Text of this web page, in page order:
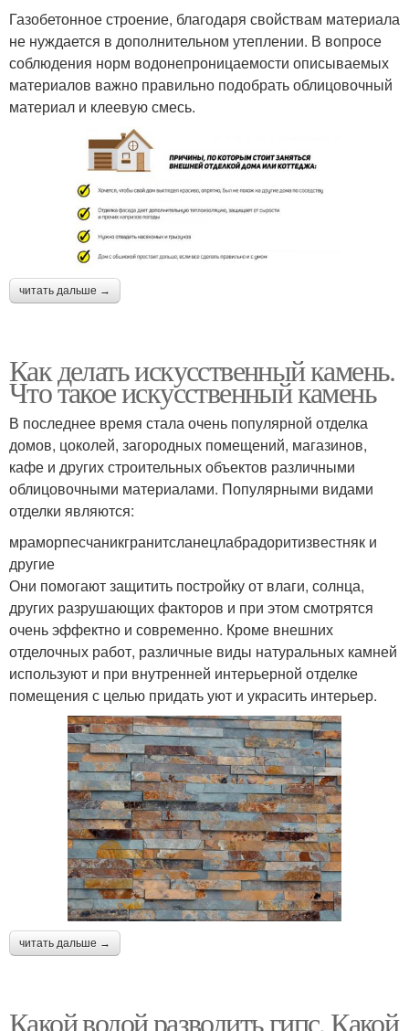
Газобетонное строение, благодаря свойствам материала
не нуждается в дополнительном утеплении. В вопросе
соблюдения норм водонепроницаемости описываемых
материалов важно правильно подобрать облицовочный
материал и клеевую смесь.
читать дальше →
Как делать искусственный камень.
Что такое искусственный камень
В последнее время стала очень популярной отделка
домов, цоколей, загородных помещений, магазинов,
кафе и других строительных объектов различными
облицовочными материалами. Популярными видами
отделки являются:
мраморпесчаникгранитсланецлабрадоритизвестняк и
другие
Они помогают защитить постройку от влаги, солнца,
других разрушающих факторов и при этом смотрятся
очень эффектно и современно. Кроме внешних
отделочных работ, различные виды натуральных камней
используют и при внутренней интерьерной отделке
помещения с целью придать уют и украсить интерьер.
читать дальше →
Какой водой разводить гипс. Какой